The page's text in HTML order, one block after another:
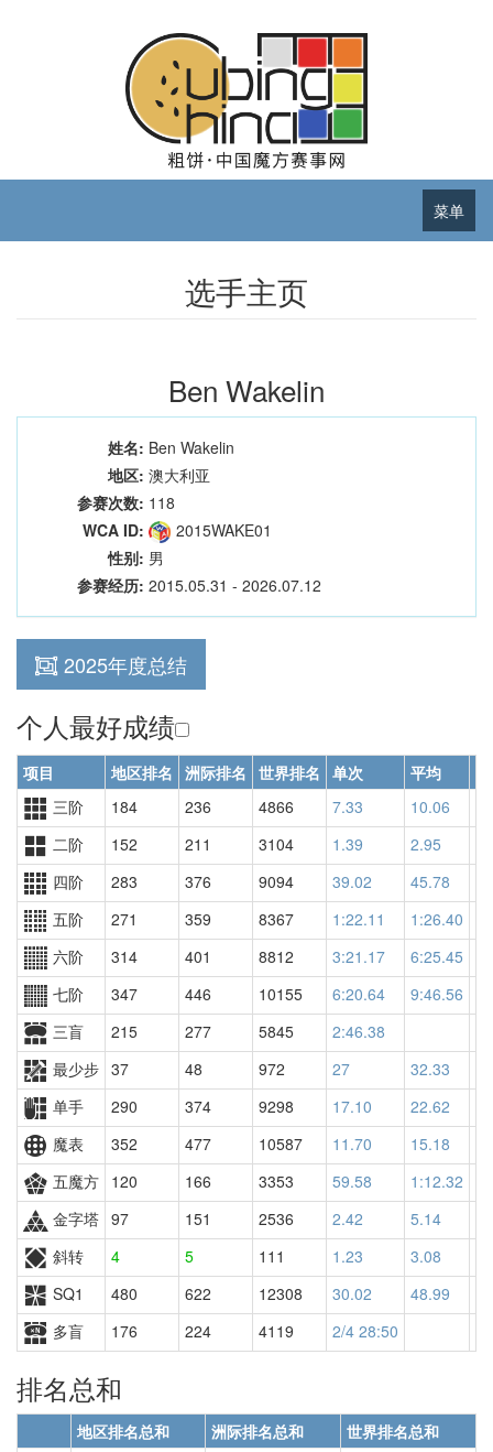
菜单
选手主页
Ben Wakelin
姓名: Ben Wakelin
地区: 澳大利亚
参赛次数: 118
WCA ID:
2015WAKE01
性别: 男
参赛经历: 2015.05.31 - 2026.07.12
2025年度总结
个人最好成绩
项目 地区排名 洲际排名 世界排名 单次 平均
三阶
184 236 4866 7.33 10.06
二阶
152 211 3104 1.39 2.95
四阶
283 376 9094 39.02 45.78
五阶
271 359 8367 1:22.11 1:26.40
六阶
314 401 8812 3:21.17 6:25.45
七阶
347 446 10155 6:20.64 9:46.56
三盲
215 277 5845
2:46.38
最少步 37 48 972 27 32.33
单手
290 374 9298 17.10 22.62
魔表
352 477 10587 11.70 15.18
五魔方 120 166 3353 59.58 1:12.32
金字塔 97 151 2536 2.42 5.14
斜转
4 5 111 1.23 3.08
SQ1
480 622 12308 30.02 48.99
多盲
176 224 4119 2/4 28:50
排名总和
地区排名总和 洲际排名总和
世界排名总和